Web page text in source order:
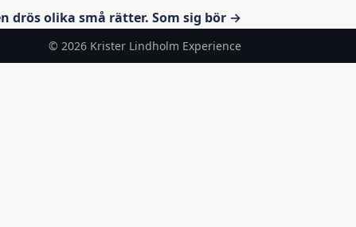
drös olika små rätter. Som sig bör →
© 2026 Krister Lindholm Experience